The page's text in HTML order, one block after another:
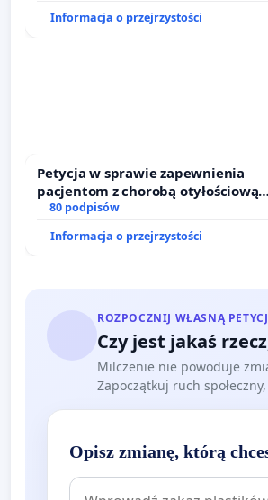
Informacja o przejrzystości
Petycja w sprawie zapewnienia
pacjentom z chorobą otyłościową
dostępu do kompleksowego
oraz programów profilaktycznych.
80 podpisów
Informacja o przejrzystości
ROZPOCZNIJ WŁASNĄ
Czy jest jakaś
Milczenie nie powoduje
Zapoczątkuj ruch
Opisz zmianę, którą